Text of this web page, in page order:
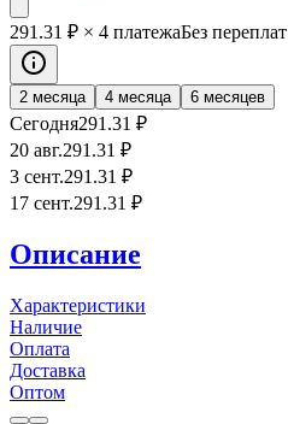
291 .31 ₽ × 4 платежаБез переплат
2 месяца 4 месяца 6 месяцев
Сегодня291 .31 ₽
20 авг.291 .31 ₽
3 сент.291 .31 ₽
17 сент.291 .31 ₽
Описание
Характеристики
Наличие
Оплата
Доставка
Оптом